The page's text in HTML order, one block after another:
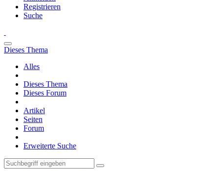
Registrieren
Suche
Dieses Thema
Alles
Dieses Thema
Dieses Forum
Artikel
Seiten
Forum
Erweiterte Suche